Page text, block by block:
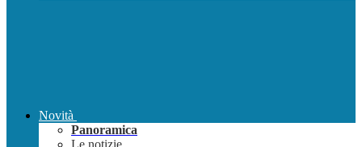
Novità
Panoramica